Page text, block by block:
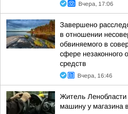
Вчера, 17:06
Завершено
в отношении
обвиняемого в
сфере незаконного
средств
Вчера, 16:46
Житель Ленобласти
машину у магазина